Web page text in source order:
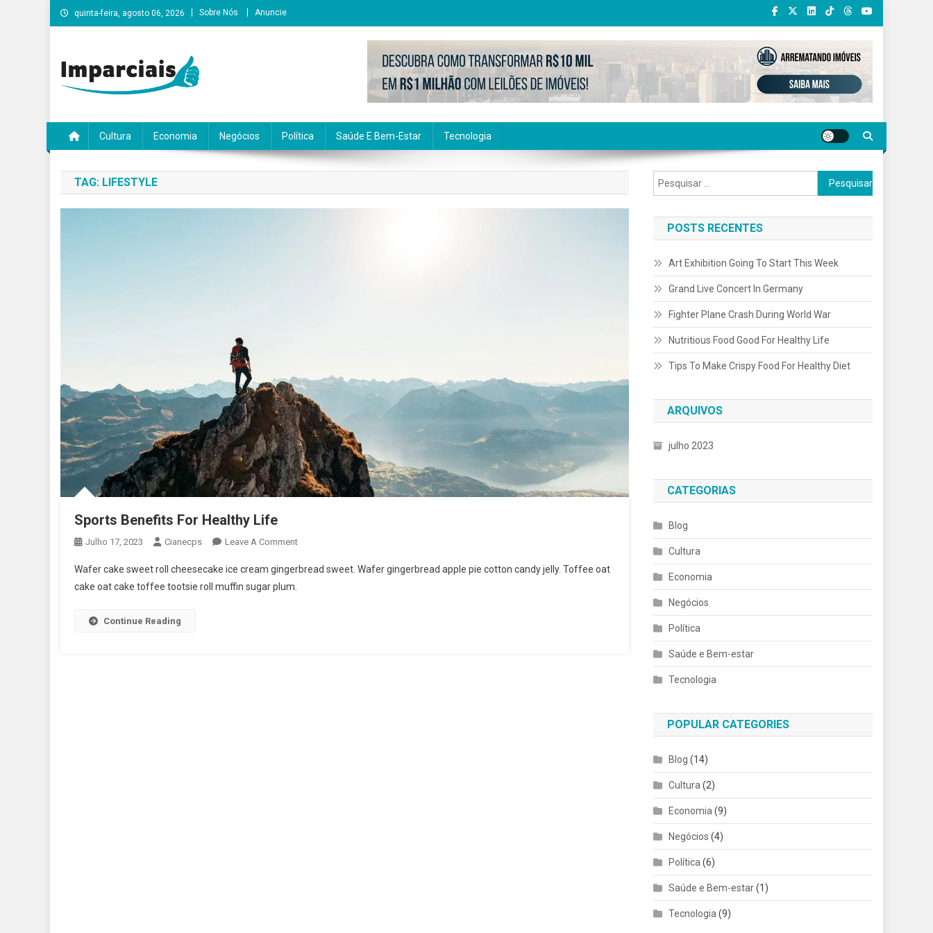
Skip
to
quinta-feira, agosto 06, 2026 Sobre Nós Anuncie
Cultura Economia Negócios Política Saúde E Bem-Estar Tecnologia
TAG: LIFESTYLE
Sports Benefits For Healthy Life
Julho 17, 2023 Cianecps Leave A CommentOn
Benefits
Wafer cake sweet roll cheesecake ice cream gingerbread sweet. Wafer gingerbread apple pie cotton candy jelly. Toffee oat
cake oat cake toffee tootsie roll muffin sugar plum.
Continue Reading
Pesquisar
por:
POSTS RECENTES
Art Exhibition Going To Start This Week
Grand Live Concert In Germany
Fighter Plane Crash During World War
Nutritious Food Good For Healthy Life
Tips To Make Crispy Food For Healthy Diet
ARQUIVOS
julho 2023
CATEGORIAS
Blog
Cultura
Economia
Negócios
Política
Saúde e Bem-estar
Tecnologia
POPULAR CATEGORIES
Blog (14)
Cultura (2)
Economia (9)
Negócios (4)
Política (6)
Saúde e Bem-estar(1)
Tecnologia (9)